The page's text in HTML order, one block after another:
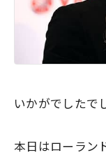
いかがでしたで
本日はローラン